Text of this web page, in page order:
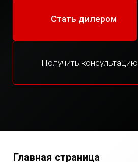
Стать дилером
Получить консультацию
Главная страница